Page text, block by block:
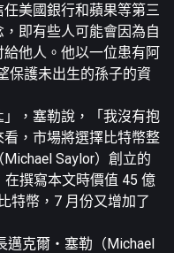
美國銀行和蘋果等第三
即有些人可能會因為自
他人。他以一位患有阿
保護未出生的孫子的資
」，塞勒說，「我沒有抱
，市場將選擇比特幣整
Saylor）創立的
撰寫本文時價值 45 億
特幣，7 月份又增加了
邁克爾・塞勒（Michael